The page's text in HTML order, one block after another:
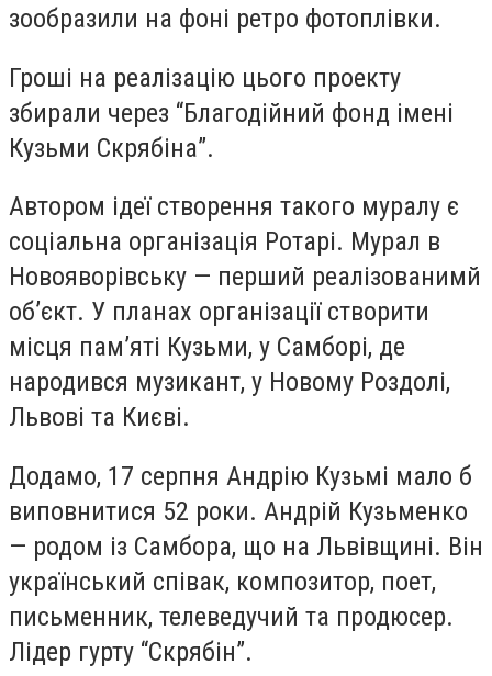
зообразили на фоні ретро фотоплівки.
Гроші на реалізацію цього проекту
збирали через “Благодійний фонд імені
Кузьми Скрябіна”.
Автором ідеї створення такого муралу є
соціальна організація Ротарі. Мурал в
Новояворівську — перший реалізованимй
об’єкт. У планах організації створити
місця пам’яті Кузьми, у Самборі, де
народився музикант, у Новому Роздолі,
Львові та Києві.
Додамо, 17 серпня Андрію Кузьмі мало б
виповнитися 52 роки. Андрій Кузьменко
— родом із Самбора, що на Львівщині. Він
український співак, композитор, поет,
письменник, телеведучий та продюсер.
Лідер гурту “Скрябін”.